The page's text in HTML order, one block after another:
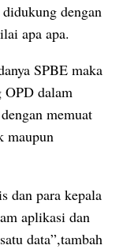
dengan
apa apa.
SPBE maka
dalam
memuat
maupun
dan para kepala
aplikasi dan
data”,tambah